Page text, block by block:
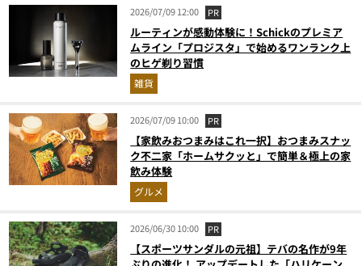
2026/07/09 12:00 PR
ルーティンが感動体験に！Schickのプレミア
ムライン「プロジスタ」で始めるワンランク上
のヒゲ剃り習慣
雑貨
2026/07/09 10:00 PR
【家飲みおつまみはこれ一択】おつまみスナッ
ク不二家「ホームサクッと」で簡単＆極上の家
飲み体験
グルメ
2026/06/30 10:00 PR
【スポーツサンダルの元祖】テバの名作が9年